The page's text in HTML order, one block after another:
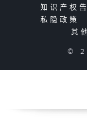
知识产权
私隐政策
其
©